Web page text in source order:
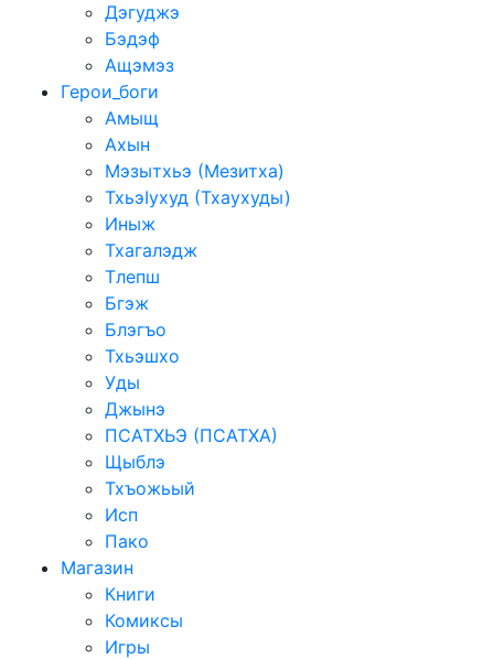
Дэгуджэ
Бэдэф
Ащэмэз
Герои_боги
Амыщ
Ахын
Мэзытхьэ (Мезитха)
ТхьэIухуд (Тхаухуды)
Иныж
Тхагалэдж
Тлепш
Бгэж
Блэгъо
Тхьэшхо
Уды
Джынэ
ПСАТХЬЭ (ПСАТХА)
Щыблэ
Тхъожьый
Исп
Пако
Магазин
Книги
Комиксы
Игры